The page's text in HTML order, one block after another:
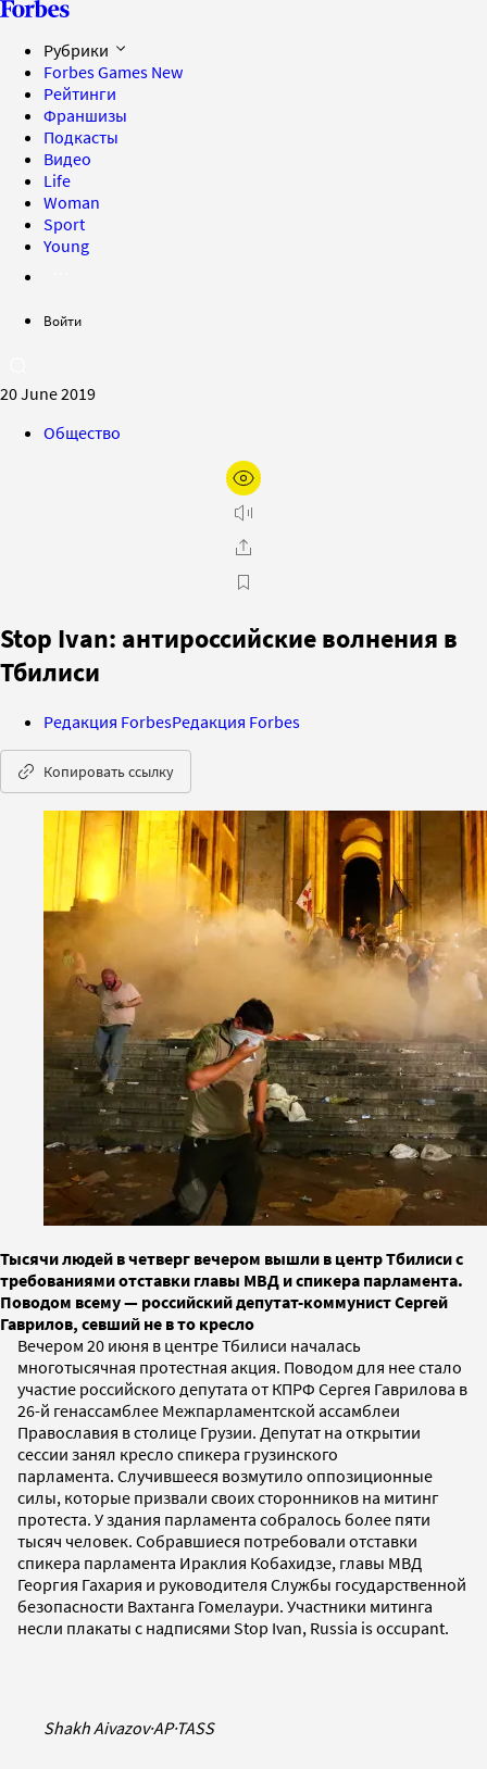
Рубрики
Forbes Games New
Рейтинги
Франшизы
Подкасты
Видео
Life
Woman
Sport
Young
Войти
20 June 2019
Общество
Stop Ivan: антироссийские волнения в
Тбилиси
Редакция ForbesРедакция Forbes
Копировать ссылку
Тысячи людей в четверг вечером вышли в центр Тбилиси с
требованиями отставки главы МВД и спикера парламента.
Поводом всему — российский депутат-коммунист Сергей
Гаврилов, севший не в то кресло
Вечером 20 июня в центре Тбилиси началась
многотысячная протестная акция. Поводом для нее стало
участие российского депутата от КПРФ Сергея Гаврилова в
26-й генассамблее Межпарламентской ассамблеи
Православия в столице Грузии. Депутат на открытии
сессии занял кресло спикера грузинского
парламента. Случившееся возмутило оппозиционные
силы, которые призвали своих сторонников на митинг
протеста. У здания парламента собралось более пяти
тысяч человек. Собравшиеся потребовали отставки
спикера парламента Ираклия Кобахидзе, главы МВД
Георгия Гахария и руководителя Службы государственной
безопасности Вахтанга Гомелаури. Участники митинга
несли плакаты с надписями Stop Ivan, Russia is occupant.
Shakh Aivazov·AP·TASS